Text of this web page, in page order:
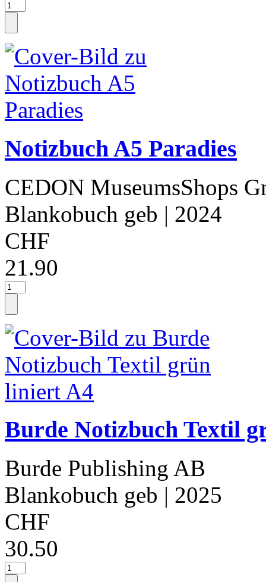
Notizbuch A5 Paradies
CEDON MuseumsShops
Blankobuch geb | 2024
CHF
21.90
Burde Notizbuch Textil
Burde Publishing AB
Blankobuch geb | 2025
CHF
30.50